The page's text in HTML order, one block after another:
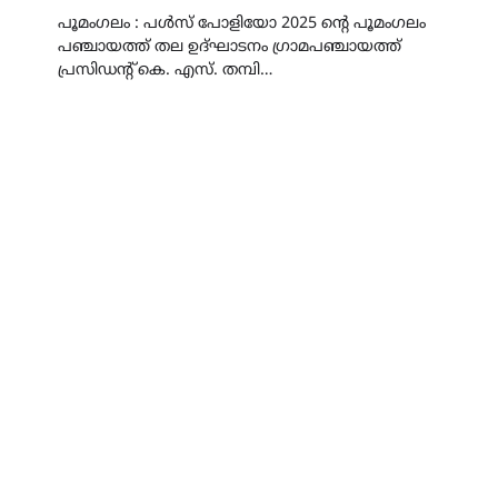
പൂമംഗലം : പൾസ് പോളിയോ 2025 ന്റെ പൂമംഗലം
പഞ്ചായത്ത്‌ തല ഉദ്ഘാടനം ഗ്രാമപഞ്ചായത്ത്‌
പ്രസിഡന്റ്‌ കെ. എസ്. തമ്പി…